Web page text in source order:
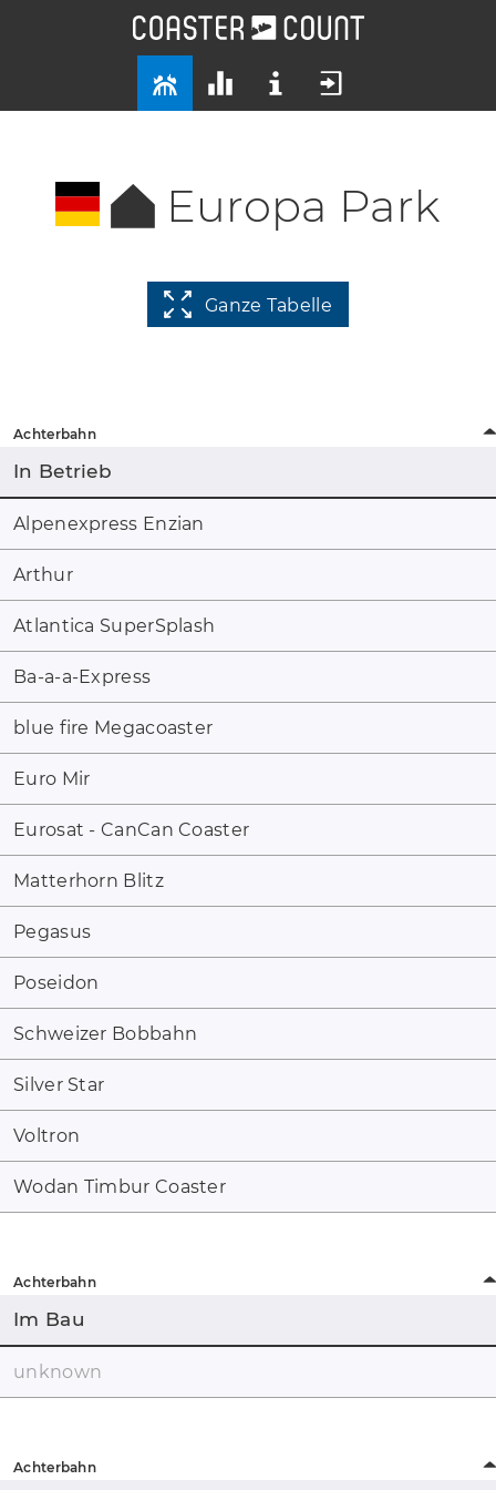
Europa Park
Ganze Tabelle
Achterbahn
In Betrieb
Alpenexpress Enzian
Arthur
Atlantica SuperSplash
Ba-a-a-Express
blue fire Megacoaster
Euro Mir
Eurosat - CanCan Coaster
Matterhorn Blitz
Pegasus
Poseidon
Schweizer Bobbahn
Silver Star
Voltron
Wodan Timbur Coaster
Achterbahn
Im Bau
unknown
Achterbahn